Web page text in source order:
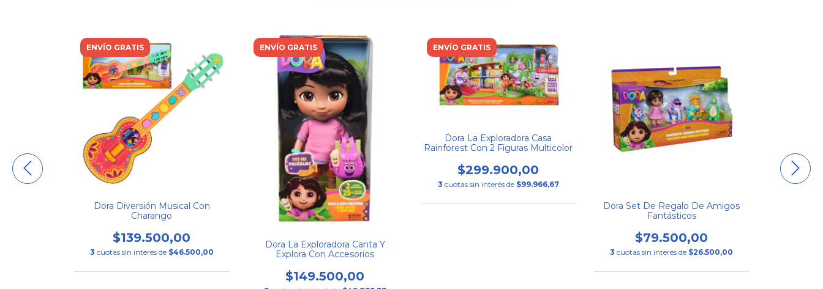
ENVÍO GRATIS
Dora Diversión Musical Con
Charango
$139.500,00
3 cuotas sin interés de $46.500,00
ENVÍO GRATIS
Dora La Exploradora Canta Y
Explora Con Accesorios
$149.500,00
ENVÍO GRATIS
Dora La Exploradora Casa
Rainforest Con 2 Figuras Multicolor
$299.900,00
3 cuotas sin interés de $99.966,67
Dora Set De Regalo De Amigos
Fantásticos
$79.500,00
3 cuotas sin interés de $26.500,00